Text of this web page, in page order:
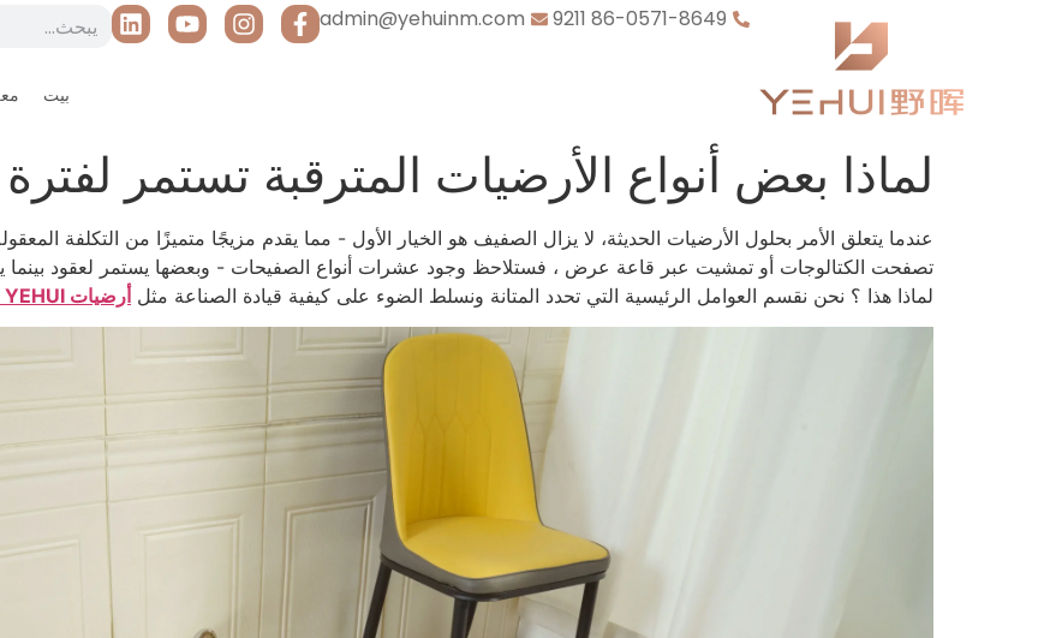
86-0571-8649 9211
admin@yehuinm.com
بيت
لماذا بعض أنواع الأرضيات المترقبة تستمر
عندما يتعلق الأمر بحلول الأرضيات الحديثة، لا يزال الصفيف هو الخيار الأول - مما يقدم مزيجًا متميزًا من التكلفة
تصفحت الكتالوجات أو تمشيت عبر قاعة عرض ، فستلاحظ وجود عشرات أنواع الصفيحات - وبعضها يستمر لعقود
لماذا هذا ؟ نحن نقسم العوامل الرئيسية التي تحدد المتانة ونسلط الضوء على كيفية قيادة الصناعة مثل أرضيات YEHUI